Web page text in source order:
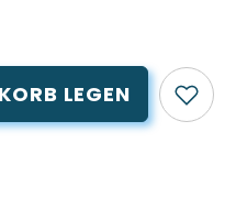
LEGEN